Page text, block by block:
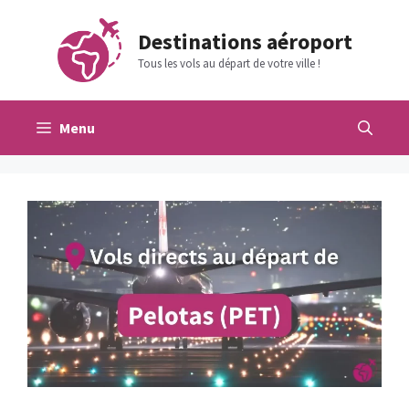
contenu
Destinations aéroport
Tous les vols au départ de votre ville !
Menu